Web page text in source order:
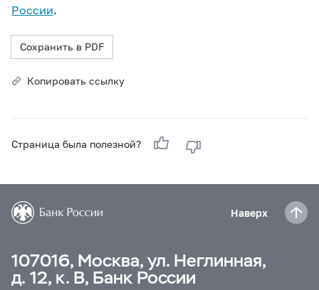
России.
Сохранить в PDF
Копировать ссылку
Страница была полезной?
Наверх
107016, Москва, ул. Неглинная,
д. 12, к. В, Банк России